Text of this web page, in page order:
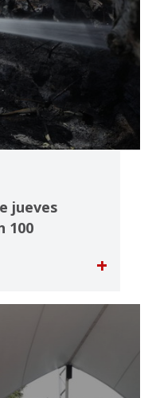
jueves
100
+